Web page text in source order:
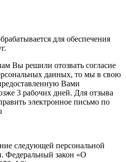
для обеспечения
Вы решили отозвать согласие
данных, то мы в свою
Вами
3 рабочих дней. Для отзыва
электронное письмо по
следующей персональной
Федеральный закон «О